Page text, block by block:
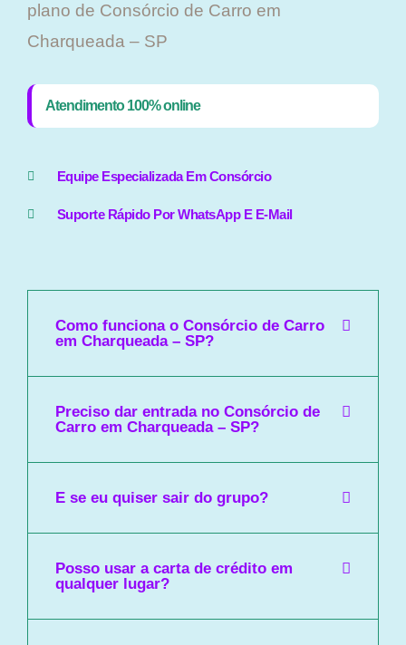
plano ​de Consórcio de Carro em
Charqueada – SP
Atendimento 100% online
Equipe Especializada Em Consórcio
Suporte Rápido Por WhatsApp E E-Mail
Como funciona o Consórcio de Carro
em Charqueada – SP?
Preciso dar entrada no Consórcio de
Carro em Charqueada – SP?
E se eu quiser sair do grupo?
Posso usar a carta de crédito em
qualquer lugar?